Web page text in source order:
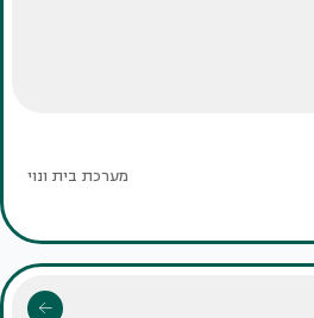
מערכת בית ונוי